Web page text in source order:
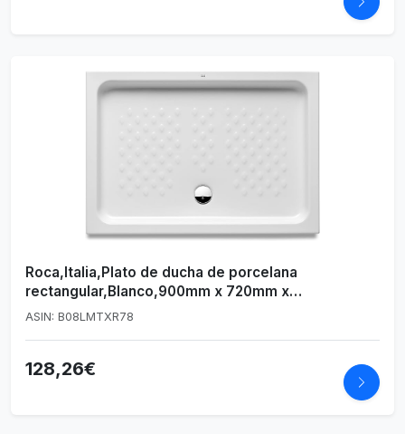
Roca,Italia,Plato de ducha de porcelana
rectangular,Blanco,900mm x 720mm x
80mm,A3740HU000
ASIN: B08LMTXR78
128,26€